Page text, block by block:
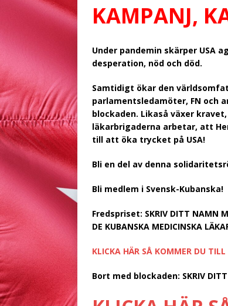
KAMPANJ,
Under pandemin skärper USA
desperation, nöd och död.
Samtidigt ökar den
parlamentsledamöter, FN och
blockaden. Likaså växer
läkarbrigaderna arbetar, att
till att öka trycket på USA!
Bli en del av denna
Bli medlem i Svensk-Kubanska!
Fredspriset: SKRIV DITT NAMN
DE KUBANSKA MEDICINSKA
KLICKA HÄR SÅ KOMMER DU
Bort med blockaden: SKRIV